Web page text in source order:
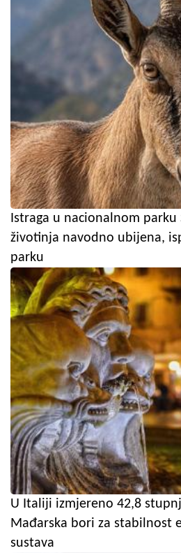
Istraga u nacionalnom parku
životinja navodno ubijena,
parku
U Italiji izmjereno 42,8
Mađarska bori za stabilnost
sustava